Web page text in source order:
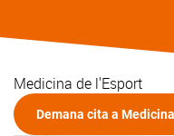
Medicina de l'Esport
Demana cita a